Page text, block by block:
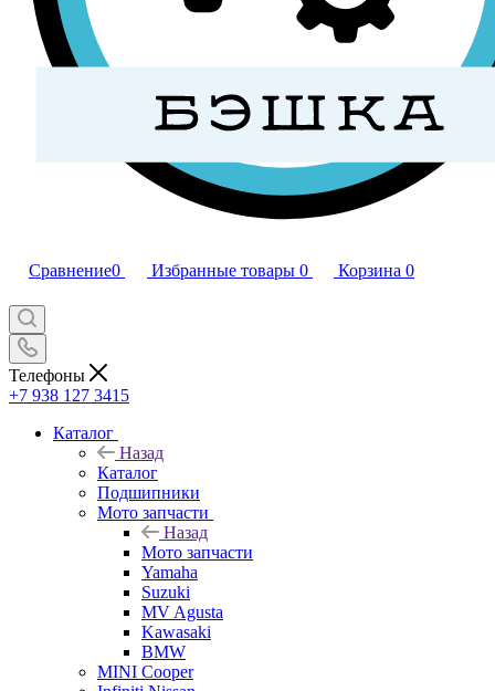
Сравнение0 Избранные товары 0 Корзина 0
Телефоны
+7 938 127 3415
Каталог
Назад
Каталог
Подшипники
Мото запчасти
Назад
Мото запчасти
Yamaha
Suzuki
MV Agusta
Kawasaki
BMW
MINI Cooper